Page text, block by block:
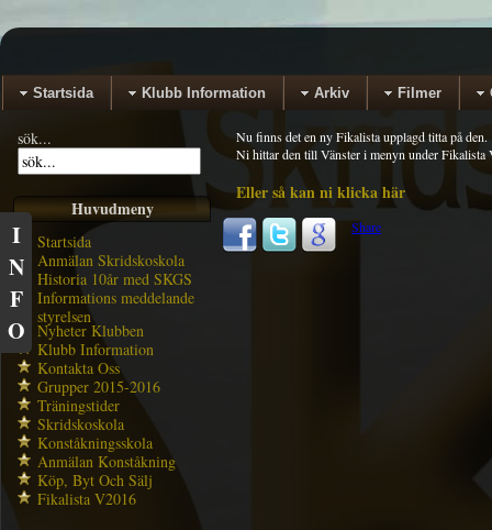
Startsida Klubb Information Arkiv Filmer
sök...
Huvudmeny
Startsida
Anmälan Skridskoskola
Historia 10år med SKGS
Informations meddelande
styrelsen
Nyheter Klubben
Klubb Information
Kontakta Oss
Grupper 2015-2016
Träningstider
Skridskoskola
Konståkningsskola
Anmälan Konståkning
Köp, Byt Och Sälj
Fikalista V2016
Nu finns det en ny Fikalista upplagd titta på den.
Ni hittar den till Vänster i menyn under Fikalista
Eller så kan ni klicka här
Share
I
N
F
O